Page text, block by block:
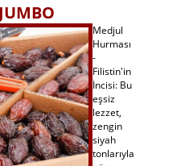
Medjul
Hurması
-
Filistin'in
İncisi: Bu
eşsiz
lezzet,
zengin
siyah
tonlarıyla